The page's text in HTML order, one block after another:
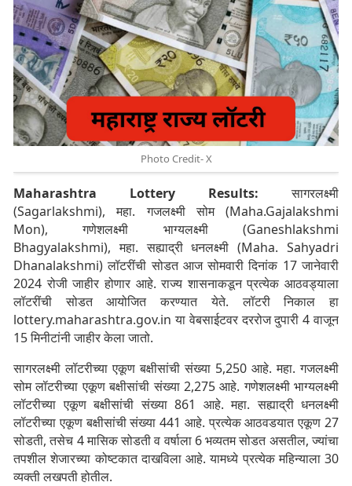
Photo Credit- X
Maharashtra Lottery Results: सागरलक्ष्मी
(Sagarlakshmi), महा. गजलक्ष्मी सोम (Maha.Gajalakshmi
Mon), गणेशलक्ष्मी भाग्यलक्ष्मी (Ganeshlakshmi
Bhagyalakshmi), महा. सह्याद्री धनलक्ष्मी (Maha. Sahyadri
Dhanalakshmi) लॉटरींची सोडत आज सोमवारी दिनांक 17 जानेवारी
2024 रोजी जाहीर होणार आहे. राज्य शासनाकडून प्रत्येक आठवड्याला
लॉटरींची सोडत आयोजित करण्यात येते. लॉटरी निकाल हा
lottery.maharashtra.gov.in या वेबसाईटवर दररोज दुपारी 4 वाजून
15 मिनीटांनी जाहीर केला जातो.
सागरलक्ष्मी लॉटरीच्या एकूण बक्षीसांची संख्या 5,250 आहे. महा. गजलक्ष्मी
सोम लॉटरीच्या एकूण बक्षीसांची संख्या 2,275 आहे. गणेशलक्ष्मी भाग्यलक्ष्मी
लॉटरीच्या एकूण बक्षीसांची संख्या 861 आहे. महा. सह्याद्री धनलक्ष्मी
लॉटरीच्या एकूण बक्षीसांची संख्या 441 आहे. प्रत्‍येक आठवडयात एकूण 27
सोडती, तसेच 4 मासिक सोडती व वर्षाला 6 भव्यतम सोडत असतील, ज्यांचा
तपशील शेजारच्‍या कोष्‍टकात दाखविला आहे. यामध्ये प्रत्येक महिन्याला 30
व्यक्ती लखपती होतील.